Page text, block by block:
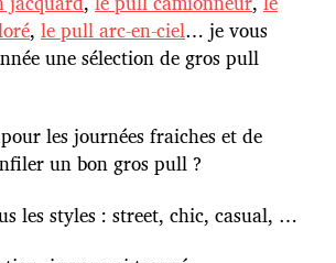
, le pull arc-en-ciel… je vous
une sélection de gros pull
les journées fraiches et de
un bon gros pull ?
les styles : street, chic, casual, …